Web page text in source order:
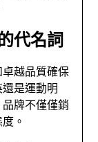
代名詞
越品質確保
是運動明
牌不僅僅銷
。